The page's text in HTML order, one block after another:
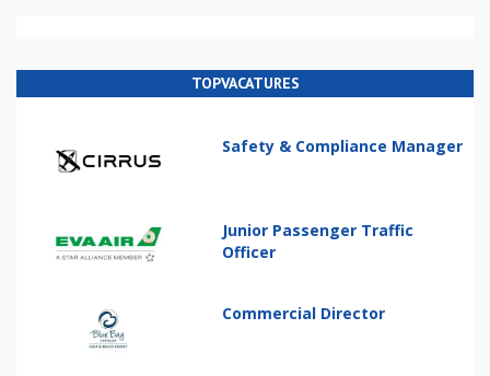
TOPVACATURES
Safety & Compliance Manager
Junior Passenger Traffic
Officer
Commercial Director